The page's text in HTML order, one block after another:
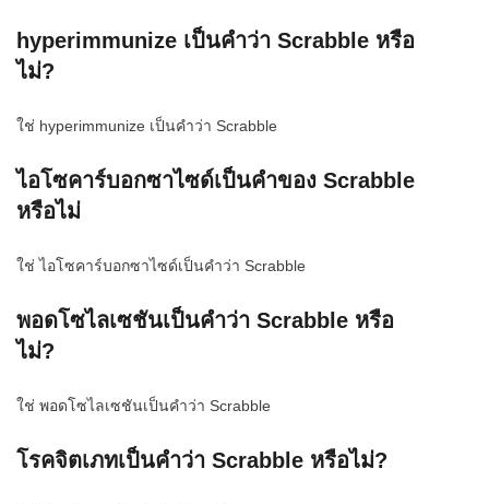
hyperimmunize เป็นคำว่า Scrabble หรือ
ไม่?
ใช่ hyperimmunize เป็นคำว่า Scrabble
ไอโซคาร์บอกซาไซด์เป็นคำของ Scrabble
หรือไม่
ใช่ ไอโซคาร์บอกซาไซด์เป็นคำว่า Scrabble
พอดโซไลเซชันเป็นคำว่า Scrabble หรือ
ไม่?
ใช่ พอดโซไลเซชันเป็นคำว่า Scrabble
โรคจิตเภทเป็นคำว่า Scrabble หรือไม่?